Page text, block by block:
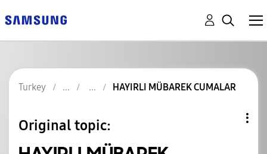
Turkey HAYIRLI MÜBAREK CUMALAR
Original topic: